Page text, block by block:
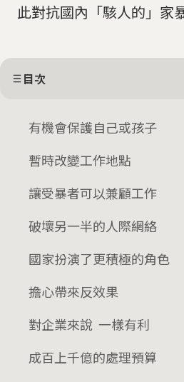
此對抗國內「駭人的」家
目次
有機會保護自己或孩子
暫時改變工作地點
讓受暴者可以兼顧工作
破壞另一半的人際網絡
國家扮演了更積極的角色
擔心帶來反效果
對企業來說 一樣有利
成百上千億的處理預算